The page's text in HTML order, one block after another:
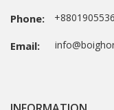
Phone:
Email: